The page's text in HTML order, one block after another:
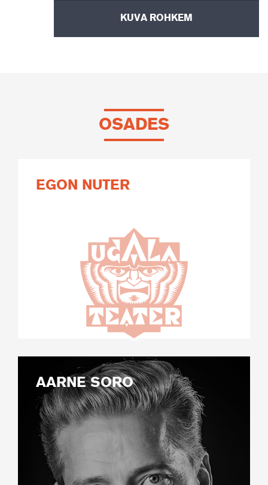
KUVA ROHKEM
OSADES
EGON NUTER
AARNE SORO